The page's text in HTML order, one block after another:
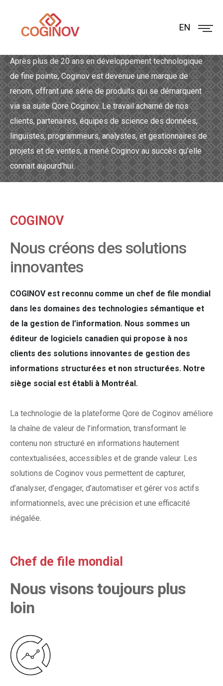
EN
À propos de nous
Après plus de 20 ans en développement technologique
de fine pointe, Coginov est devenue une marque de
renom, offrant une série de produits qui se démarquent
via sa suite Qore Coginov. Le travail acharné de nos
clients, partenaires, équipes de science des données,
linguistes, programmeurs, analystes, et gestionnaires de
projets et de ventes, a mené Coginov au succès qu'elle
connait aujourd'hui.
COGINOV
Nous créons des solutions
innovantes
COGINOV est reconnu comme un chef de file mondial
dans les domaines des technologies sémantique et
de la gestion de l’information. Nous sommes un
éditeur de logiciels canadien qui propose à nos
clients des solutions innovantes de gestion des
informations structurées et non structurées. Notre
siège social est établi à Montréal.
La technologie de la plateforme Qore de Coginov améliore
la chaîne de valeur de l’information, transformant le
contenu non structuré en informations hautement
contextualisées, accessibles et de grande valeur. Les
solutions de Coginov vous permettent de capturer,
d’analyser, d’engager, d’automatiser et gérer vos actifs
informationnels, avec une précision et une efficacité
inégalée.
Chef de file mondial
Nous visons toujours plus
loin